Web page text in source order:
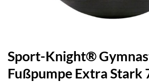
Sport-Knight®
Fußpumpe Extra Stark